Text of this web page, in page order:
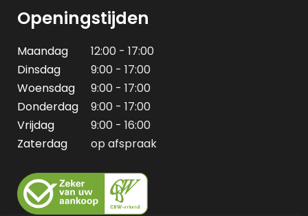
Openingstijden
Maandag
12:00 - 17:00
Dinsdag
9:00 - 17:00
Woensdag
9:00 - 17:00
Donderdag
9:00 - 17:00
Vrijdag
9:00 - 16:00
Zaterdag
op afspraak